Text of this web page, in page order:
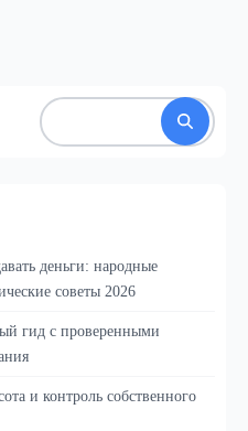
деньги: народные
советы 2026
гид с проверенными
и контроль собственного